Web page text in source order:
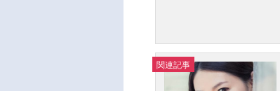
関連記事